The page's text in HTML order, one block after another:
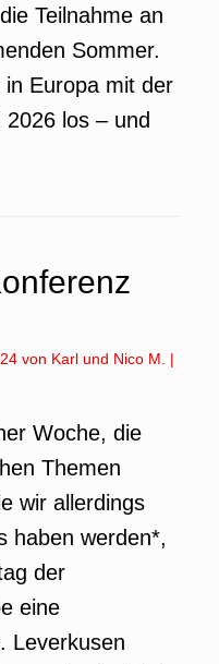
Teilnahme an
Sommer.
Europa mit der
los – und
von Karl und Nico M.
|
Woche, die
Themen
wir allerdings
haben werden*,
der
eine
Leverkusen